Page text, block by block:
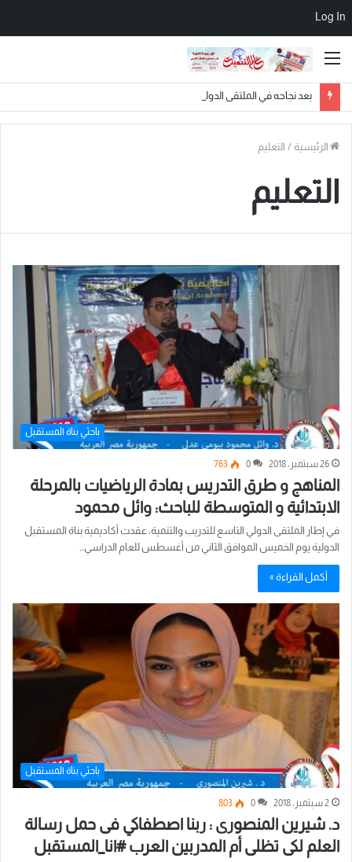
Log In
القائمة
الرئيسية / التعليم
التعليم
باحثي بناة المستقبل
26 سبتمبر، 2018 0
763
المناهج و طرق التدريس بمادة الرياضيات بالمرحلة
الابتدائية و المتوسطة للباحث: وائل محمود
في إطار الملتقى الدولي التاسع للتدريب والتنمية، عقدت أكاديمية بناة المستقبل
الدولية يوم الخميس الموافق الثاني من أغسطس للعام الدراسي…
أكمل القراءة »
باحثي بناة المستقبل
2 سبتمبر، 2018 0
803
د. شيرين المنصورى : ربنا اصطفاكي فى حمل رسالة
العلم لكى تظلى أم المدربين العرب #انا_المستقبل